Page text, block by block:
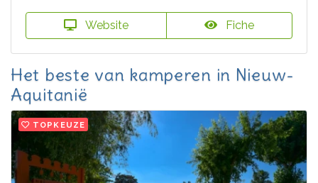
Website Fiche
Het beste van kamperen in Nieuw-
Aquitanië
TOPKEUZE